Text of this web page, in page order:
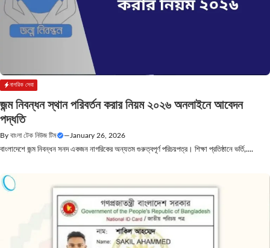
নাগরিক সেবা
জন্ম নিবন্ধন স্থান পরিবর্তন করার নিয়ম ২০২৬ অনলাইনে আবেদন
পদ্ধতি
By বাংলা টেক নিউজ টিম — January 26, 2026
বাংলাদেশে জন্ম নিবন্ধন সনদ একজন নাগরিকের অন্যতম গুরুত্বপূর্ণ পরিচয়পত্র। শিক্ষা প্রতিষ্ঠানে ভর্তি,....